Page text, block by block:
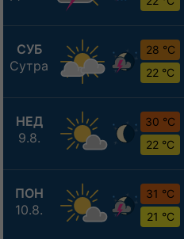
СУБ
Сутра
28 °C
22 °C
НЕД
9.8.
30 °C
22 °C
ПОН
10.8.
31 °C
21 °C